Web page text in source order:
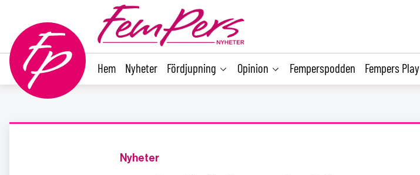
Hem Nyheter Fördjupning Opinion Femperspodden Fempers Play
Nyheter